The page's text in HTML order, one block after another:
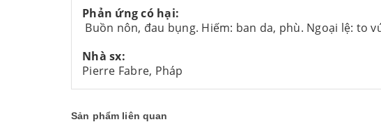
Phản ứng có hại:
Buồn nôn, đau bụng. Hiếm: ban da, phù. Ngoại lệ: to
Nhà sx:
Pierre Fabre, Pháp
Sản phẩm liên quan